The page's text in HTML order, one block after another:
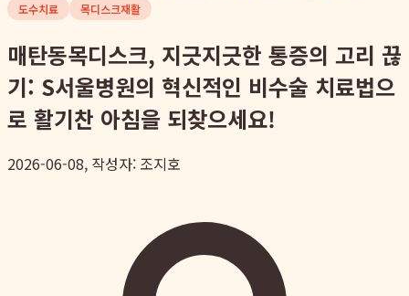
도수치료
목디스크재활
매탄동목디스크, 지긋지긋한 통증의 고리 끊
기: S서울병원의 혁신적인 비수술 치료법으
로 활기찬 아침을 되찾으세요!
2026-06-08, 작성자: 조지호